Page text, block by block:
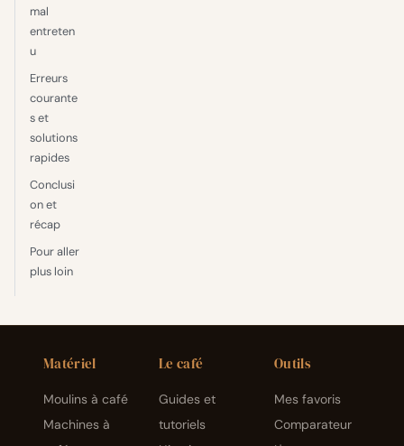
mal
entreten
u
Erreurs
courante
s et
solutions
rapides
Conclusi
on et
récap
Pour aller
plus loin
Matériel
Moulins à café
Machines à
Le café
Guides et
tutoriels
Outils
Mes favoris
Comparateur